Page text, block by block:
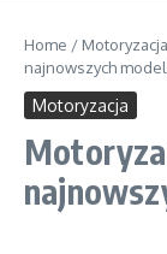
Home / Motoryzacja
najnowszych
Motoryzacja